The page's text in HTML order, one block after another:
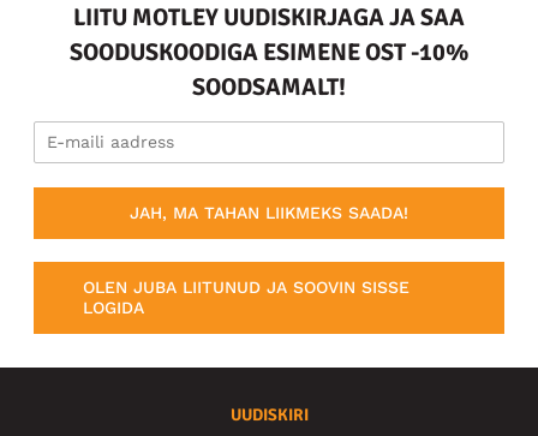
LIITU MOTLEY UUDISKIRJAGA JA SAA
SOODUSKOODIGA ESIMENE OST -10%
SOODSAMALT!
JAH, MA TAHAN LIIKMEKS SAADA!
OLEN JUBA LIITUNUD JA SOOVIN SISSE
LOGIDA
UUDISKIRI